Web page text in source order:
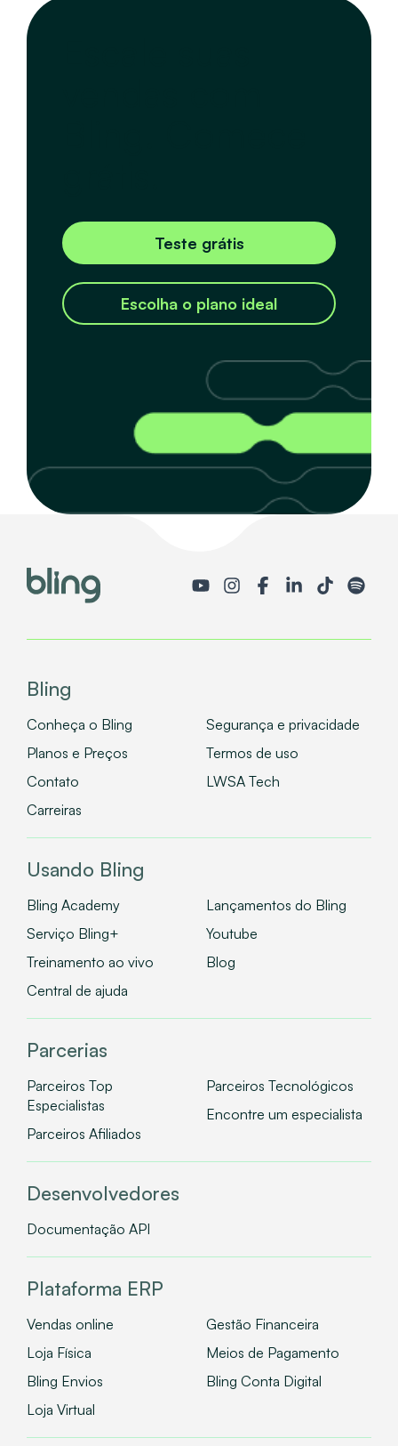
Teste grátis
Escolha o plano ideal
Bling
Conheça o Bling
Planos e Preços
Contato
Carreiras
Segurança e privacidade
Termos de uso
LWSA Tech
Usando Bling
Bling Academy
Serviço Bling+
Treinamento ao vivo
Central de ajuda
Lançamentos do Bling
Youtube
Blog
Parcerias
Parceiros Top
Especialistas
Parceiros Afiliados
Parceiros Tecnológicos
Encontre um especialista
Desenvolvedores
Documentação API
Plataforma ERP
Vendas online
Loja Física
Bling Envios
Loja Virtual
Gestão Financeira
Meios de Pagamento
Bling Conta Digital